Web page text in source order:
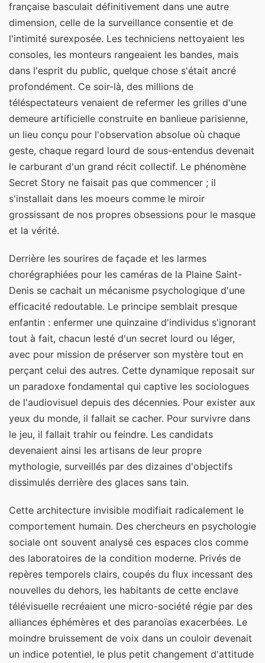
française basculait définitivement dans une autre
dimension, celle de la surveillance consentie et de
l'intimité surexposée. Les techniciens nettoyaient les
consoles, les monteurs rangeaient les bandes, mais
dans l'esprit du public, quelque chose s'était ancré
profondément. Ce soir-là, des millions de
téléspectateurs venaient de refermer les grilles d'une
demeure artificielle construite en banlieue parisienne,
un lieu conçu pour l'observation absolue où chaque
geste, chaque regard lourd de sous-entendus devenait
le carburant d'un grand récit collectif. Le phénomène
Secret Story ne faisait pas que commencer ; il
s'installait dans les moeurs comme le miroir
grossissant de nos propres obsessions pour le masque
et la vérité.
Derrière les sourires de façade et les larmes
chorégraphiées pour les caméras de la Plaine Saint-
Denis se cachait un mécanisme psychologique d'une
efficacité redoutable. Le principe semblait presque
enfantin : enfermer une quinzaine d'individus s'ignorant
tout à fait, chacun lesté d'un secret lourd ou léger,
avec pour mission de préserver son mystère tout en
perçant celui des autres. Cette dynamique reposait sur
un paradoxe fondamental qui captive les sociologues
de l'audiovisuel depuis des décennies. Pour exister aux
yeux du monde, il fallait se cacher. Pour survivre dans
le jeu, il fallait trahir ou feindre. Les candidats
devenaient ainsi les artisans de leur propre
mythologie, surveillés par des dizaines d'objectifs
dissimulés derrière des glaces sans tain.
Cette architecture invisible modifiait radicalement le
comportement humain. Des chercheurs en psychologie
sociale ont souvent analysé ces espaces clos comme
des laboratoires de la condition moderne. Privés de
repères temporels clairs, coupés du flux incessant des
nouvelles du dehors, les habitants de cette enclave
télévisuelle recréaient une micro-société régie par des
alliances éphémères et des paranoïas exacerbées. Le
moindre bruissement de voix dans un couloir devenait
un indice potentiel, le plus petit changement d'attitude